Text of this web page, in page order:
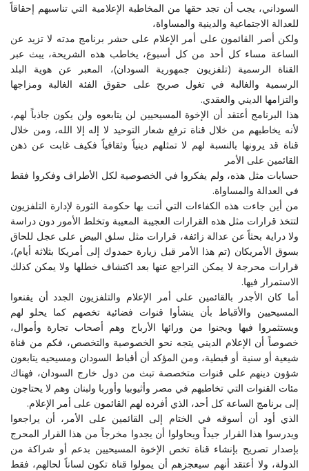
السوداني، يجب أن تجد حقها من المخاطبة الإعلامية التي تناسبهم إحقاقاً
للعدالة الاجتماعية والدينية والمساواة،
ولكن أصر القائمون على أمر الإعلام على حشر برنامج مدته لا تزيد عن
الساعة مساء كل أحد من كل أسبوع، يخاطب هذه الشريحة، يبث عبر
القناة الرسمية (تلفزيون جمهورية السودان)، المعبر عن هوية البلد
الرسمية والغالبة في تغول صريح على حقوق الفئة الغالبة ومزاجها
والتزامها الديني والعقدي.
هذا البرنامج أعتقد أن الإخوة المسيحيين لن يتابعوه ولن يكون جاذباً لهم،
لأنه يخاطبهم من خلال قناة ترفع شعار التوحيد لا إله إلا الله، ومن خلال
قناة قد يرونها بالنسبة لهم لا تمثلهم دينياً وثقافياً فكيف غابت عن ذهن
القائمين على الأمر
حسابات مثل هذه، ولم يفكروا في الخصوصية لكل الأطراف وفكروا فقط
في العدالة والمساواة.
من أين جاءت هذه الكفاءات التي أتت بها حكومة الثورة لإدارة التلفزيون
لتتخذ قرارات مثل هذه القرارات العجيبة المعيبة وتخلط الأمور دون دراسة
ولا دراية بحثاً عن عدالة زائفة، قرارات مثل سلق البيض على عجل للحاق
بسوق الأمريكان (تم هذا الأمر قبل زيارة حمدوك إلى أمريكا بثلاثة أيام)،
قرارات محرجة لا يمكن التراجع عنها بعد اكتشاف خطلها ولا يمكن كذلك
الاستمرار فيها.
أما كان الأجدر بالقائمين على أمر الإعلام والتلفزيون الجدد أن يقنعوا
المسيحيين والأقباط بأن ينشأوا قنوات فضائية تخصهم كما يحلو لهم
ويستثمروا فيها ويجنوا من ورائها الأرباح وهم أصحاب تجارة وأموال،
خصوصاً أن الإعلام الديني يتجه نحو الخصوصية والتخصص، فكم من قناة
شيعية أو سنية أو قبطية، ومن المؤكد أن أقباط السودان ومسيحيه يتابعون
شؤون دينهم على قنوات متخصصة تبث من دول خارج السودان، فهناك
مئات القنوات التي تخاطبهم في مصر وأثيوبيا وأوربا ولبنان وهم لا يحتاجون
إلى برنامج الساعة كل أحد، الذي أفرده لهم القائمون على أمر الإعلام.
الذي أود أن أسوقه في الختام إلى القائمين على الأمر، أن يراجعوا
ويدرسوا هذا القرار جيداً ويحاولوا أن يجدوا مخرجاً من هذا القرار المحرج
بإصدار تصريح بإنشاء قناة تخص الإخوة المسيحيين بدعم أو شراكة من
الدولة، ولا أعتقد أنهم سيعجزهم أن يمولوا قناة تكون لساناً لحالهم، فقط